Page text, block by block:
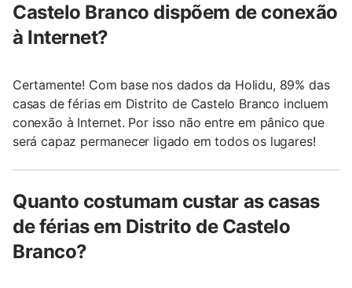
Castelo Branco dispõem de conexão
à Internet?
Certamente! Com base nos dados da Holidu, 89% das
casas de férias em Distrito de Castelo Branco incluem
conexão à Internet. Por isso não entre em pânico que
será capaz permanecer ligado em todos os lugares!
Quanto costumam custar as casas
de férias em Distrito de Castelo
Branco?